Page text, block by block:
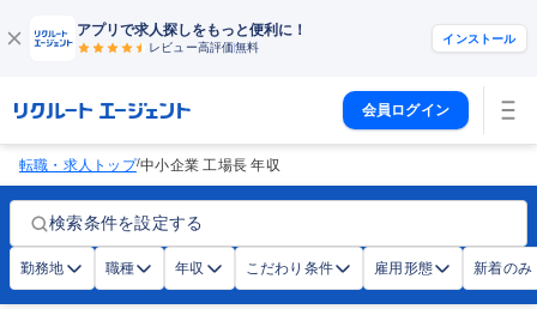
アプリで求人探しをもっと便利に！
レビュー高評価無料
インストール
会員ログイン
転職・求人トップ/中小企業 工場長 年収
検索条件を設定する
勤務地 職種 年収 こだわり条件 雇用形態 新着のみ